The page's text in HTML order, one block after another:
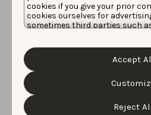
cookies if you give your prior
cookies ourselves for
sometimes third parties such as
information about the
data and the different cookies
Cookie Policy
.
cookie settings and
“Customize” button.
Reject
Accept